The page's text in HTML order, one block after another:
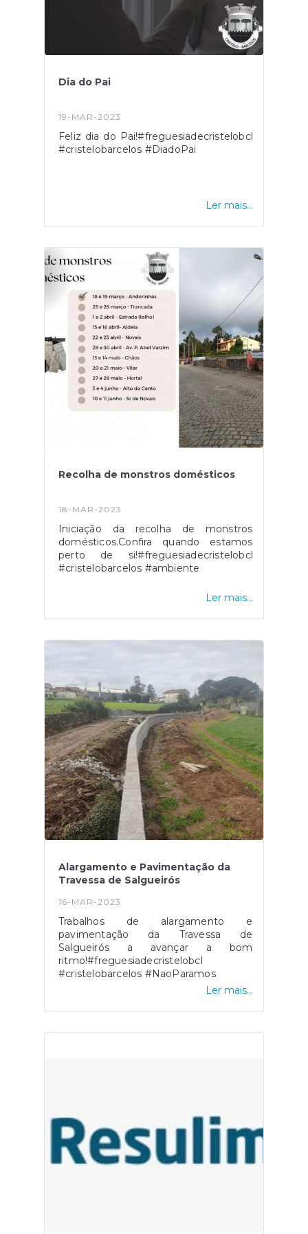
Dia do Pai
19-MAR-2023
Feliz dia do Pai!#freguesiadecristelobcl
#cristelobarcelos #DiadoPai
Ler mais...
Recolha de monstros domésticos
18-MAR-2023
Iniciação da recolha de monstros
domésticos.Confira quando estamos
perto de si!#freguesiadecristelobcl
#cristelobarcelos #ambiente
Ler mais...
Alargamento e Pavimentação da
Travessa de Salgueirós
16-MAR-2023
Trabalhos de alargamento e
pavimentação da Travessa de
Salgueirós a avançar a bom
ritmo!#freguesiadecristelobcl
#cristelobarcelos #NaoParamos
Ler mais...